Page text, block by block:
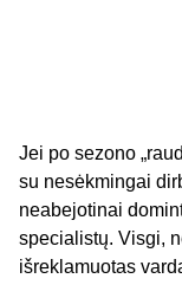
Jei po sezono
su nesėkmingai
neabejotinai
specialistų. Visgi,
išreklamuotas